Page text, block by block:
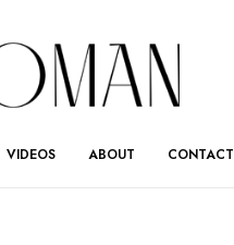
VIDEOS ABOUT CONTACT